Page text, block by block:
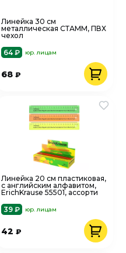
Линейка 30 см
металлическая СТАММ, ПВХ
чехол
64 ₽
юр. лицам
68₽
Линейка 20 см пластиковая,
с английским алфавитом,
ErichKrause 55501, ассорти
39 ₽
юр. лицам
42₽